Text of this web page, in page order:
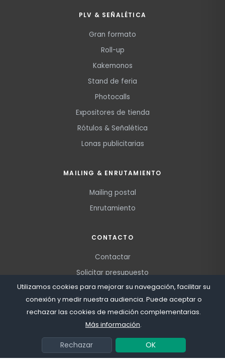
Utilizamos cookies para mejorar su navegación, facilitar su
conexión y medir nuestra audiencia. Puede aceptar o
rechazar las cookies de medición complementarias.
Más información.
Rechazar OK
PLV & SEÑALÉTICA
Gran formato
Roll-up
Kakemonos
Stand de feria
Photocalls
Expositores de tienda
Rótulos & Señalética
Lonas publicitarias
MAILING & ENRUTAMIENTO
Mailing postal
Enrutamiento
CONTACTO
Contactar
Solicitar presupuesto
BlogMapa del sitioColaboradoresCondiciones de venta
Aviso legalPolítica de privacidad
© 2026OFICIO LTD· Todos los derechos reservados